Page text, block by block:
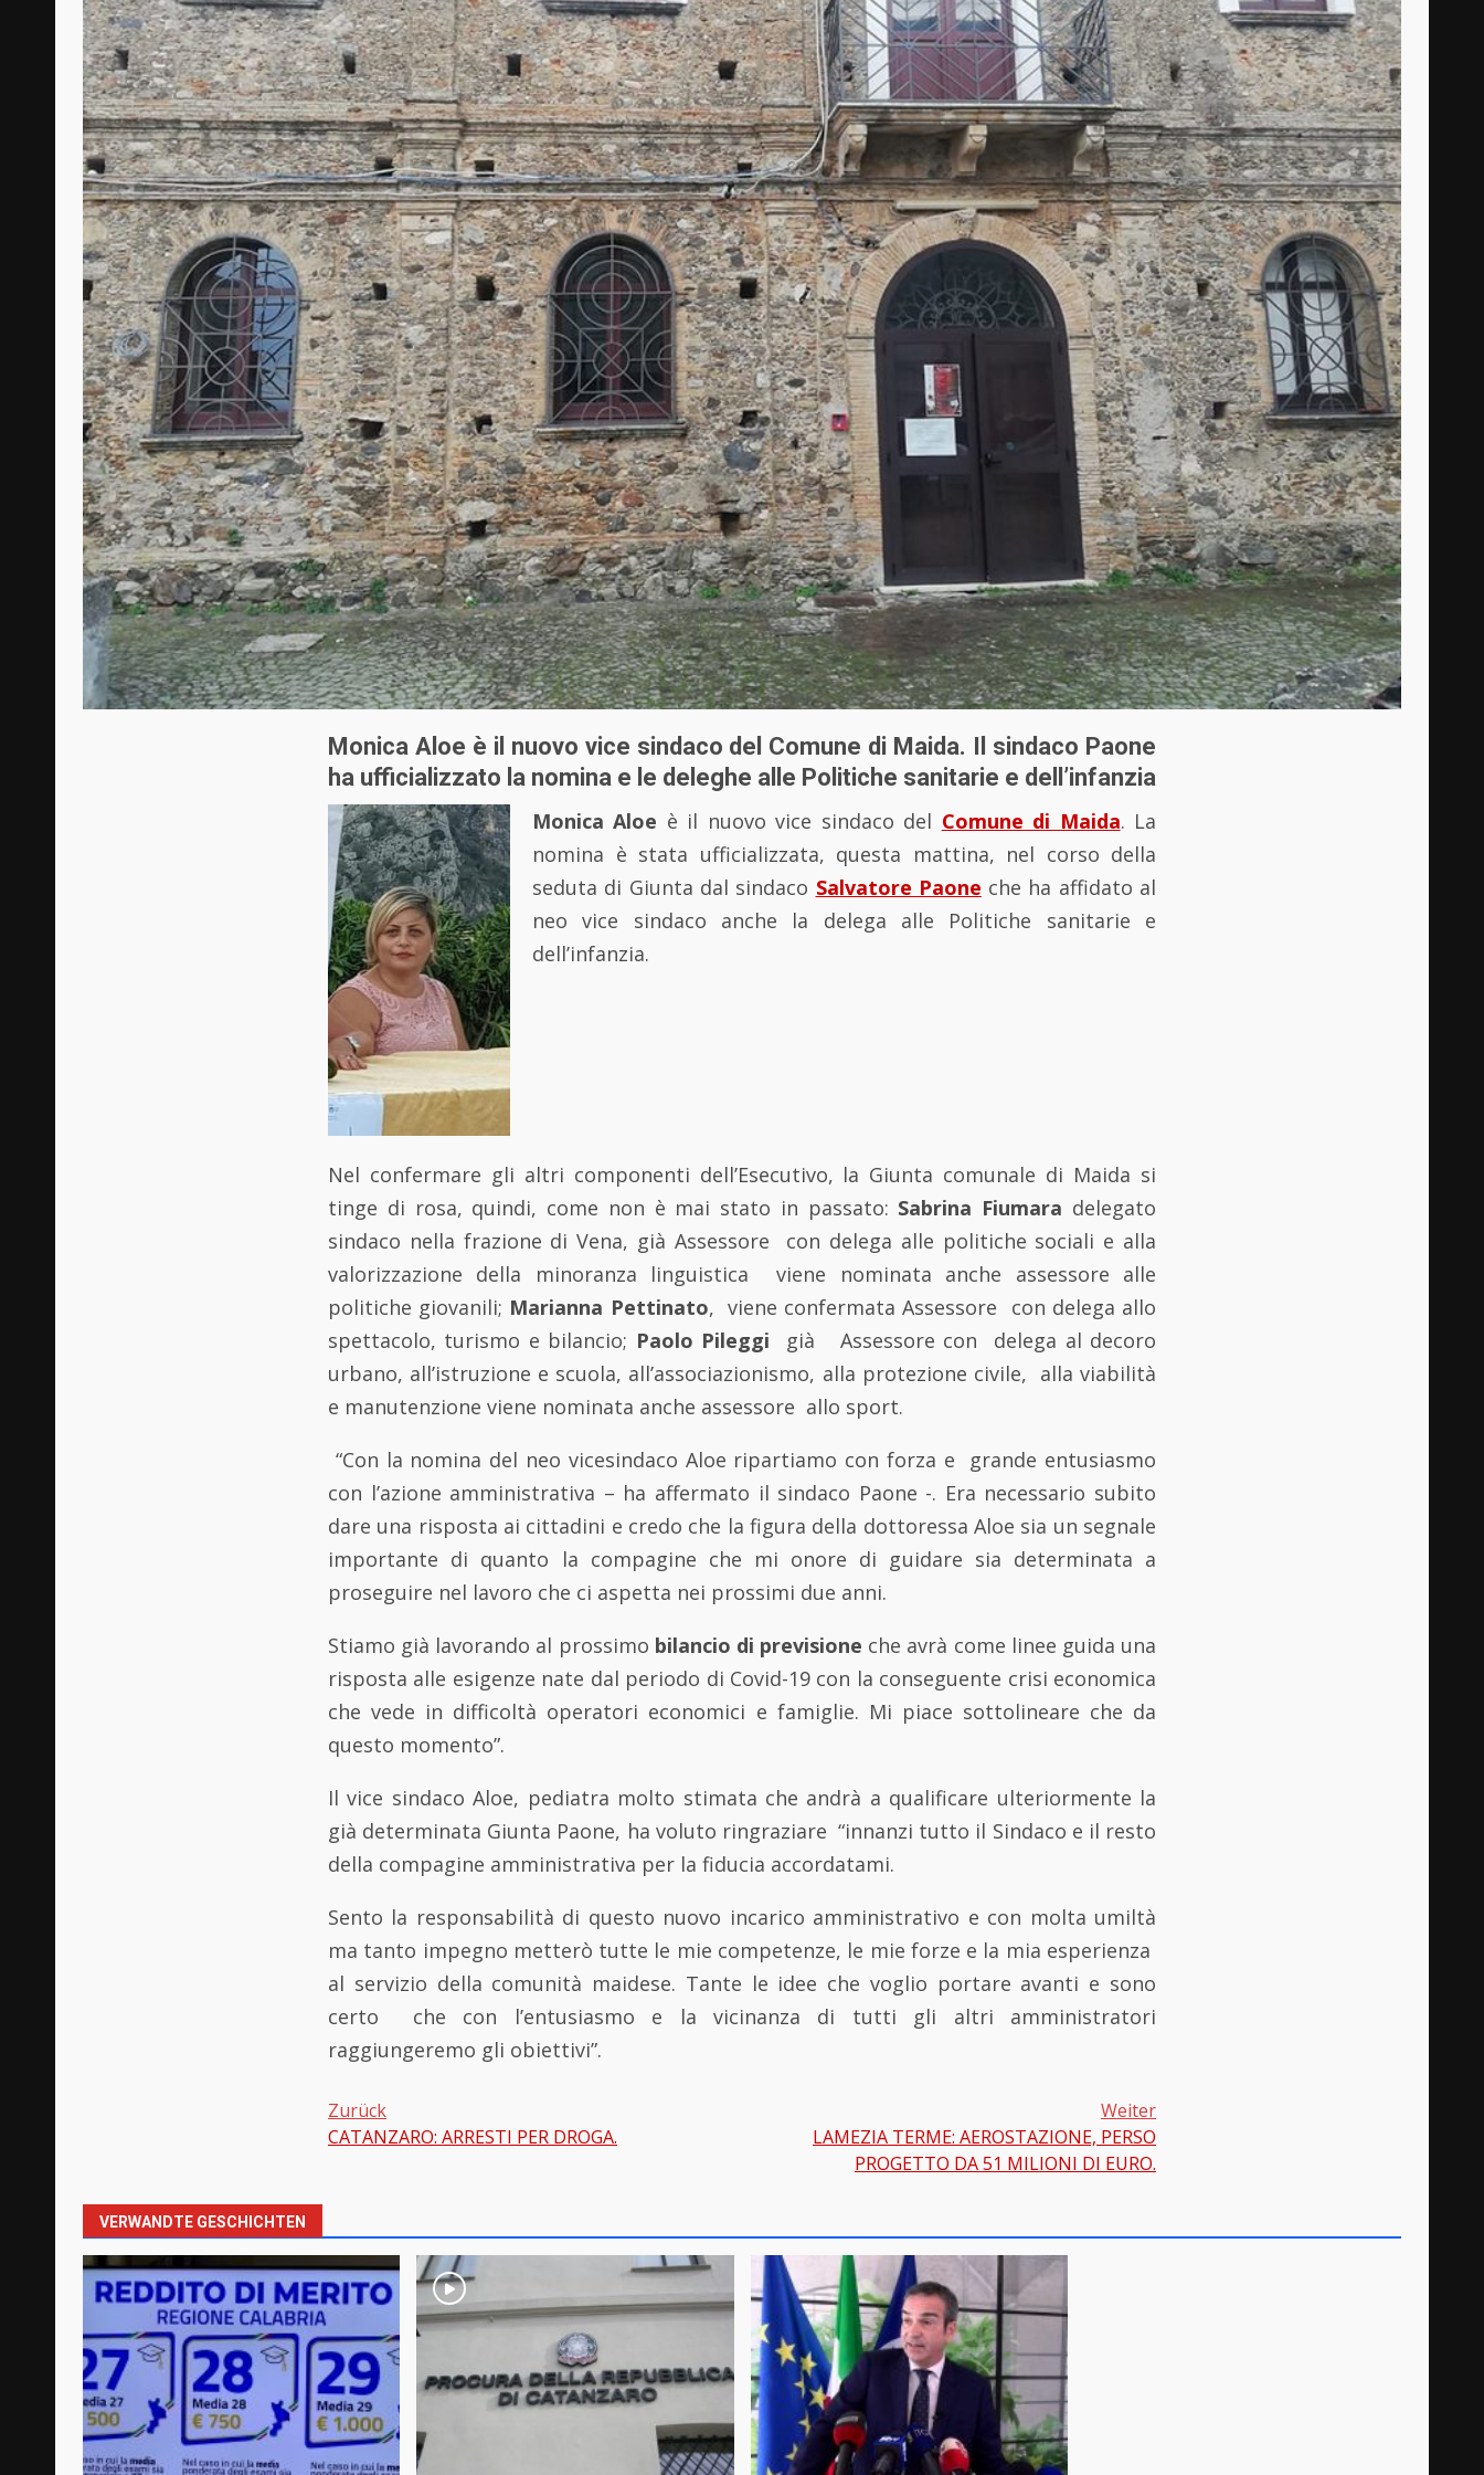
Monica Aloe è il nuovo vice sindaco del Comune di Maida. Il sindaco Paone
ha ufficializzato la nomina e le deleghe alle Politiche sanitarie e dell’infanzia
Monica Aloe è il nuovo vice sindaco del Comune di Maida. La
nomina è stata ufficializzata, questa mattina, nel corso della
seduta di Giunta dal sindaco Salvatore Paone che ha affidato al
neo vice sindaco anche la delega alle Politiche sanitarie e
dell’infanzia.
Nel confermare gli altri componenti dell’Esecutivo, la Giunta comunale di Maida si
tinge di rosa, quindi, come non è mai stato in passato: Sabrina Fiumara delegato
sindaco nella frazione di Vena, già Assessore con delega alle politiche sociali e alla
valorizzazione della minoranza linguistica viene nominata anche assessore alle
politiche giovanili; Marianna Pettinato, viene confermata Assessore con delega allo
spettacolo, turismo e bilancio; Paolo Pileggi già Assessore con delega al decoro
urbano, all’istruzione e scuola, all’associazionismo, alla protezione civile, alla viabilità
e manutenzione viene nominata anche assessore allo sport.
“Con la nomina del neo vicesindaco Aloe ripartiamo con forza e grande entusiasmo
con l’azione amministrativa – ha affermato il sindaco Paone -. Era necessario subito
dare una risposta ai cittadini e credo che la figura della dottoressa Aloe sia un segnale
importante di quanto la compagine che mi onore di guidare sia determinata a
proseguire nel lavoro che ci aspetta nei prossimi due anni.
Stiamo già lavorando al prossimo bilancio di previsione che avrà come linee guida una
risposta alle esigenze nate dal periodo di Covid-19 con la conseguente crisi economica
che vede in difficoltà operatori economici e famiglie. Mi piace sottolineare che da
questo momento”.
Il vice sindaco Aloe, pediatra molto stimata che andrà a qualificare ulteriormente la
già determinata Giunta Paone, ha voluto ringraziare “innanzi tutto il Sindaco e il resto
della compagine amministrativa per la fiducia accordatami.
Sento la responsabilità di questo nuovo incarico amministrativo e con molta umiltà
ma tanto impegno metterò tutte le mie competenze, le mie forze e la mia esperienza
al servizio della comunità maidese. Tante le idee che voglio portare avanti e sono
certo che con l’entusiasmo e la vicinanza di tutti gli altri amministratori
raggiungeremo gli obiettivi”.
Beitragsnavigation
Zurück
CATANZARO: ARRESTI PER DROGA.
Weiter
LAMEZIA TERME: AEROSTAZIONE, PERSO
PROGETTO DA 51 MILIONI DI EURO.
VERWANDTE GESCHICHTEN